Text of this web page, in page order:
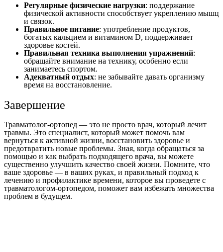
Регулярные физические нагрузки: поддержание
физической активности способствует укреплению мышц
и связок.
Правильное питание: употребление продуктов,
богатых кальцием и витамином D, поддерживает
здоровье костей.
Правильная техника выполнения упражнений:
обращайте внимание на технику, особенно если
занимаетесь спортом.
Адекватный отдых: не забывайте давать организму
время на восстановление.
Завершение
Травматолог-ортопед — это не просто врач, который лечит
травмы. Это специалист, который может помочь вам
вернуться к активной жизни, восстановить здоровье и
предотвратить новые проблемы. Зная, когда обращаться за
помощью и как выбрать подходящего врача, вы можете
существенно улучшить качество своей жизни. Помните, что
ваше здоровье — в ваших руках, и правильный подход к
лечению и профилактике времени, которое вы проведете с
травматологом-ортопедом, поможет вам избежать множества
проблем в будущем.